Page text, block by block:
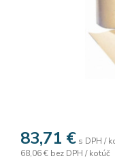
83,71 € s DPH /
68,06 € bez DPH / kotúč